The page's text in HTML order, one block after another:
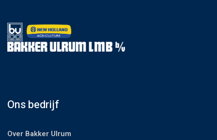
Ons bedrijf
Over Bakker Ulrum